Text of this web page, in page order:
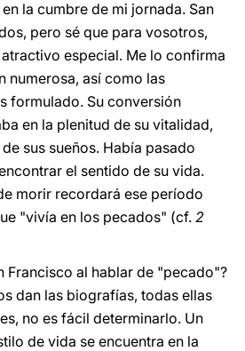
la cumbre de mi jornada. San
pero sé que para vosotros,
especial. Me lo confirma
numerosa, así como las
formulado. Su conversión
en la plenitud de su vitalidad,
sus sueños. Había pasado
el sentido de su vida.
morir recordará ese período
"vivía en los pecados" (cf. 2
Francisco al hablar de "pecado"?
dan las biografías, todas ellas
no es fácil determinarlo. Un
de vida se encuentra en la